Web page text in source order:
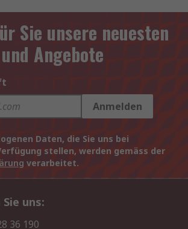
Sie unsere neuesten
Angebote
Anmelden
Daten, die Sie uns bei
stellen, werden gemäss der
verarbeitet.
uns:
36 190